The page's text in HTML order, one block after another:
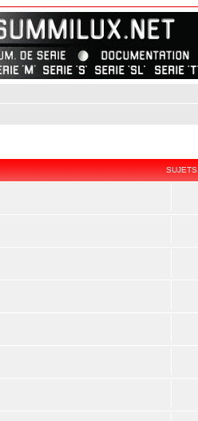
SUJETS